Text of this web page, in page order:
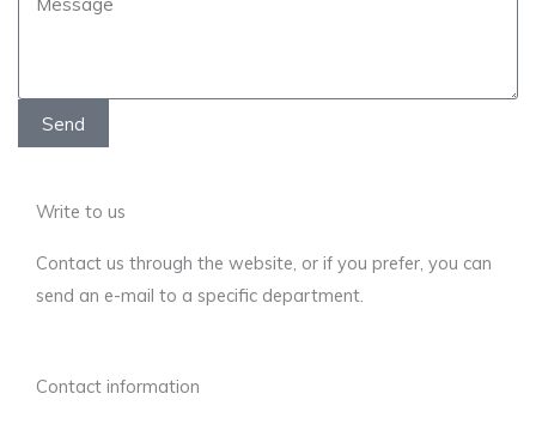
Send
Write to us
Contact us through the website, or if you prefer, you can
send an e-mail to a specific department.
Contact information